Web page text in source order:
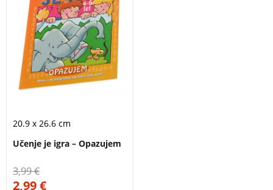
otroke, ki se učijo
pisati črke. Primeren
je tudi za samostojno
delo.
20.9 x 26.6 cm
Učenje je igra – Opazujem
3,99€
2,99€